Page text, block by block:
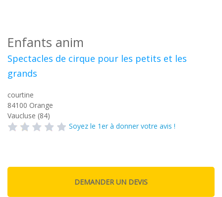
Enfants anim
Spectacles de cirque pour les petits et les
grands
courtine
84100 Orange
Vaucluse (84)
Soyez le 1er à donner votre avis !